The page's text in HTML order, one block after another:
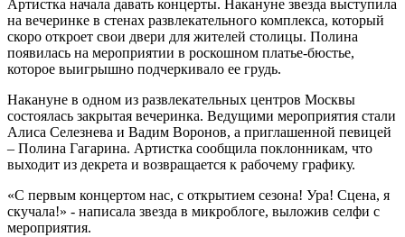
Артистка начала давать концерты. Накануне звезда выступила
на вечеринке в стенах развлекательного комплекса, который
скоро откроет свои двери для жителей столицы. Полина
появилась на мероприятии в роскошном платье-бюстье,
которое выигрышно подчеркивало ее грудь.
Накануне в одном из развлекательных центров Москвы
состоялась закрытая вечеринка. Ведущими мероприятия стали
Алиса Селезнева и Вадим Воронов, а приглашенной певицей
– Полина Гагарина. Артистка сообщила поклонникам, что
выходит из декрета и возвращается к рабочему графику.
«С первым концертом нас, с открытием сезона! Ура! Сцена, я
скучала!» - написала звезда в микроблоге, выложив селфи с
мероприятия.